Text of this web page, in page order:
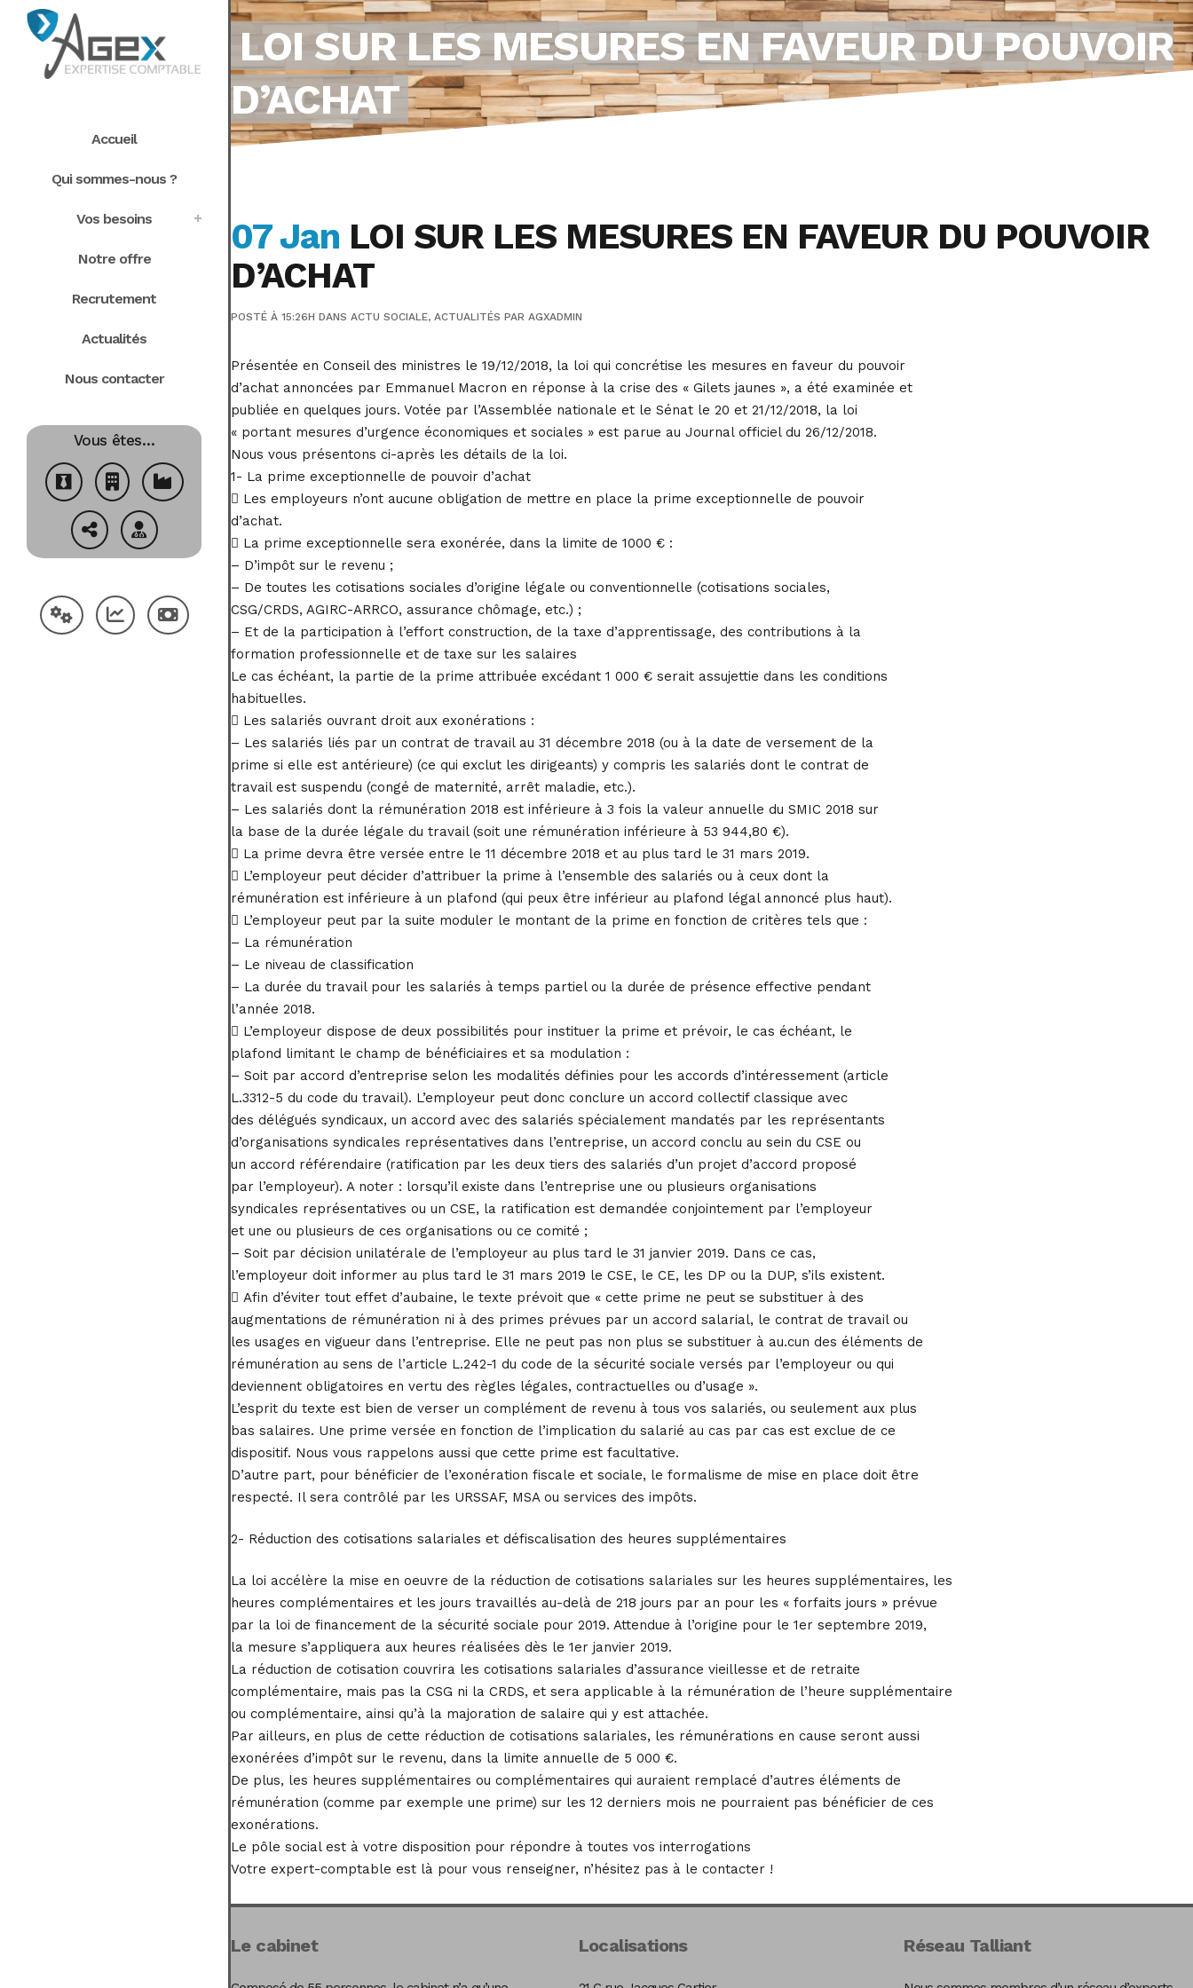
Accueil
Qui sommes-nous ?
Vos besoins
Notre offre
Recrutement
Actualités
Nous contacter
Vous êtes…
LOI SUR LES MESURES EN FAVEUR DU POUVOIR
D’ACHAT
07 Jan LOI SUR LES MESURES EN FAVEUR DU POUVOIR
D’ACHAT
POSTÉ À 15:26H DANS ACTU SOCIALE, ACTUALITÉS PAR AGXADMIN
Présentée en Conseil des ministres le 19/12/2018, la loi qui concrétise les mesures en faveur du pouvoir
d’achat annoncées par Emmanuel Macron en réponse à la crise des « Gilets jaunes », a été examinée et
publiée en quelques jours. Votée par l’Assemblée nationale et le Sénat le 20 et 21/12/2018, la loi
« portant mesures d’urgence économiques et sociales » est parue au Journal officiel du 26/12/2018.
Nous vous présentons ci-après les détails de la loi.
1- La prime exceptionnelle de pouvoir d’achat
 Les employeurs n’ont aucune obligation de mettre en place la prime exceptionnelle de pouvoir
d’achat.
 La prime exceptionnelle sera exonérée, dans la limite de 1000 € :
– D’impôt sur le revenu ;
– De toutes les cotisations sociales d’origine légale ou conventionnelle (cotisations sociales,
CSG/CRDS, AGIRC-ARRCO, assurance chômage, etc.) ;
– Et de la participation à l’effort construction, de la taxe d’apprentissage, des contributions à la
formation professionnelle et de taxe sur les salaires
Le cas échéant, la partie de la prime attribuée excédant 1 000 € serait assujettie dans les conditions
habituelles.
 Les salariés ouvrant droit aux exonérations :
– Les salariés liés par un contrat de travail au 31 décembre 2018 (ou à la date de versement de la
prime si elle est antérieure) (ce qui exclut les dirigeants) y compris les salariés dont le contrat de
travail est suspendu (congé de maternité, arrêt maladie, etc.).
– Les salariés dont la rémunération 2018 est inférieure à 3 fois la valeur annuelle du SMIC 2018 sur
la base de la durée légale du travail (soit une rémunération inférieure à 53 944,80 €).
 La prime devra être versée entre le 11 décembre 2018 et au plus tard le 31 mars 2019.
 L’employeur peut décider d’attribuer la prime à l’ensemble des salariés ou à ceux dont la
rémunération est inférieure à un plafond (qui peux être inférieur au plafond légal annoncé plus haut).
 L’employeur peut par la suite moduler le montant de la prime en fonction de critères tels que :
– La rémunération
– Le niveau de classification
– La durée du travail pour les salariés à temps partiel ou la durée de présence effective pendant
l’année 2018.
 L’employeur dispose de deux possibilités pour instituer la prime et prévoir, le cas échéant, le
plafond limitant le champ de bénéficiaires et sa modulation :
– Soit par accord d’entreprise selon les modalités définies pour les accords d’intéressement (article
L.3312-5 du code du travail). L’employeur peut donc conclure un accord collectif classique avec
des délégués syndicaux, un accord avec des salariés spécialement mandatés par les représentants
d’organisations syndicales représentatives dans l’entreprise, un accord conclu au sein du CSE ou
un accord référendaire (ratification par les deux tiers des salariés d’un projet d’accord proposé
par l’employeur). A noter : lorsqu’il existe dans l’entreprise une ou plusieurs organisations
syndicales représentatives ou un CSE, la ratification est demandée conjointement par l’employeur
et une ou plusieurs de ces organisations ou ce comité ;
– Soit par décision unilatérale de l’employeur au plus tard le 31 janvier 2019. Dans ce cas,
l’employeur doit informer au plus tard le 31 mars 2019 le CSE, le CE, les DP ou la DUP, s’ils existent.
 Afin d’éviter tout effet d’aubaine, le texte prévoit que « cette prime ne peut se substituer à des
augmentations de rémunération ni à des primes prévues par un accord salarial, le contrat de travail ou
les usages en vigueur dans l’entreprise. Elle ne peut pas non plus se substituer à au.cun des éléments de
rémunération au sens de l’article L.242-1 du code de la sécurité sociale versés par l’employeur ou qui
deviennent obligatoires en vertu des règles légales, contractuelles ou d’usage ».
L’esprit du texte est bien de verser un complément de revenu à tous vos salariés, ou seulement aux plus
bas salaires. Une prime versée en fonction de l’implication du salarié au cas par cas est exclue de ce
dispositif. Nous vous rappelons aussi que cette prime est facultative.
D’autre part, pour bénéficier de l’exonération fiscale et sociale, le formalisme de mise en place doit être
respecté. Il sera contrôlé par les URSSAF, MSA ou services des impôts.
2- Réduction des cotisations salariales et défiscalisation des heures supplémentaires
La loi accélère la mise en oeuvre de la réduction de cotisations salariales sur les heures supplémentaires, les
heures complémentaires et les jours travaillés au-delà de 218 jours par an pour les « forfaits jours » prévue
par la loi de financement de la sécurité sociale pour 2019. Attendue à l’origine pour le 1er septembre 2019,
la mesure s’appliquera aux heures réalisées dès le 1er janvier 2019.
La réduction de cotisation couvrira les cotisations salariales d’assurance vieillesse et de retraite
complémentaire, mais pas la CSG ni la CRDS, et sera applicable à la rémunération de l’heure supplémentaire
ou complémentaire, ainsi qu’à la majoration de salaire qui y est attachée.
Par ailleurs, en plus de cette réduction de cotisations salariales, les rémunérations en cause seront aussi
exonérées d’impôt sur le revenu, dans la limite annuelle de 5 000 €.
De plus, les heures supplémentaires ou complémentaires qui auraient remplacé d’autres éléments de
rémunération (comme par exemple une prime) sur les 12 derniers mois ne pourraient pas bénéficier de ces
exonérations.
Le pôle social est à votre disposition pour répondre à toutes vos interrogations
Votre expert-comptable est là pour vous renseigner, n’hésitez pas à le contacter !
Le cabinet Localisations Réseau Talliant